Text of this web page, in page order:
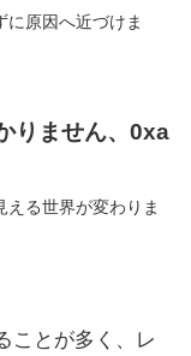
に原因へ近づけま
りません、0xa
る世界が変わりま
ことが多く、レ